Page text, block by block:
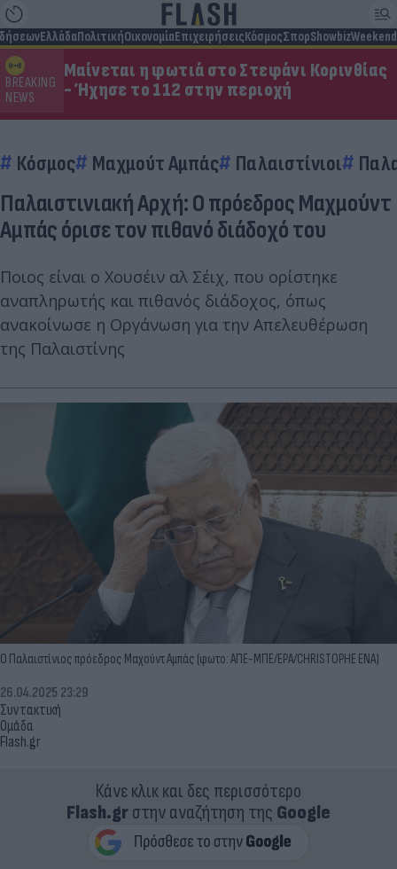
ΕλλάδαΠολιτικήΟικονομίαΕπιχειρήσειςΚόσμοςΣπορShowbizWeekend
BREAKING
NEWS
Μαίνεται η φωτιά στο Στεφάνι Κορινθίας
- Ήχησε το 112 στην περιοχή
Κόσμος Μαχμούτ Αμπάς Παλαιστίνιοι
Παλαιστινιακή Αρχή: Ο πρόεδρος Μαχμούντ
Αμπάς όρισε τον πιθανό διάδοχό του
Ποιος είναι ο Χουσέιν αλ Σέιχ, που ορίστηκε
αναπληρωτής και πιθανός διάδοχος, όπως
ανακοίνωσε η Οργάνωση για την Απελευθέρωση
της Παλαιστίνης
Ο Παλαιστίνιος πρόεδρος Μαχούντ Αμπάς (φωτο: ΑΠΕ-ΜΠΕ/EPA/CHRISTOPHE ENA)
Συντακτική
Ομάδα
Flash.gr
26.04.2025 23:29
Κάνε κλικ και δες περισσότερο
Flash.grστην αναζήτηση της Google